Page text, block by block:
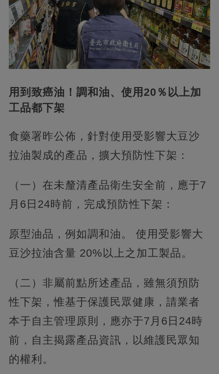
用到致癌油！調和油、使用20％以上加
工品都下架
食藥署昨公佈，針對使用受影響大豆沙
拉油製成的產品，擴大預防性下架：
（一）在未釐清產品衛生安全前，應于7
月6日24時前，完成預防性下架：
原型油品，例如調和油。 使用受影響大
豆沙拉油含量 20%以上之加工製品。
（二）非屬前點所述產品，雖無須預防
性下架，惟基于保護民眾健康，請業者
本于自主管理原則，應亦于7月6日24時
前，自主揭露產品資訊，以維護民眾知
的權利。